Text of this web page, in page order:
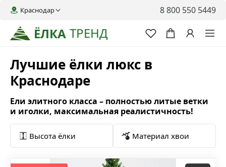
ЁЛКА ТРЕНД
Краснодар 8 800 550 5449
Лучшие ёлки люкс в
Краснодаре
Ели элитного класса – полностью литые ветки
и иголки, максимальная реалистичность!
Высота ёлки Материал хвои